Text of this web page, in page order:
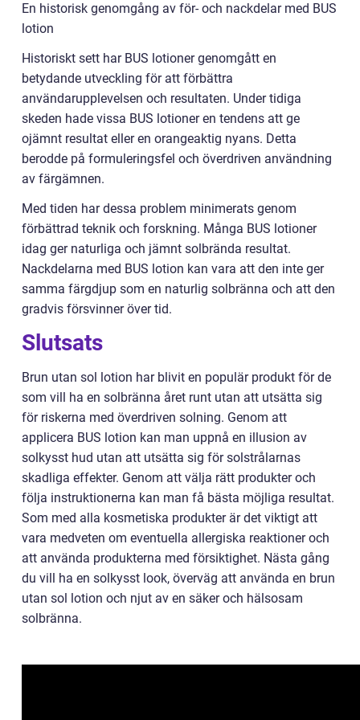
En historisk genomgång av för- och nackdelar med BUS
lotion
Historiskt sett har BUS lotioner genomgått en
betydande utveckling för att förbättra
användarupplevelsen och resultaten. Under tidiga
skeden hade vissa BUS lotioner en tendens att ge
ojämnt resultat eller en orangeaktig nyans. Detta
berodde på formuleringsfel och överdriven användning
av färgämnen.
Med tiden har dessa problem minimerats genom
förbättrad teknik och forskning. Många BUS lotioner
idag ger naturliga och jämnt solbrända resultat.
Nackdelarna med BUS lotion kan vara att den inte ger
samma färgdjup som en naturlig solbränna och att den
gradvis försvinner över tid.
Slutsats
Brun utan sol lotion har blivit en populär produkt för de
som vill ha en solbränna året runt utan att utsätta sig
för riskerna med överdriven solning. Genom att
applicera BUS lotion kan man uppnå en illusion av
solkysst hud utan att utsätta sig för solstrålarnas
skadliga effekter. Genom att välja rätt produkter och
följa instruktionerna kan man få bästa möjliga resultat.
Som med alla kosmetiska produkter är det viktigt att
vara medveten om eventuella allergiska reaktioner och
att använda produkterna med försiktighet. Nästa gång
du vill ha en solkysst look, överväg att använda en brun
utan sol lotion och njut av en säker och hälsosam
solbränna.